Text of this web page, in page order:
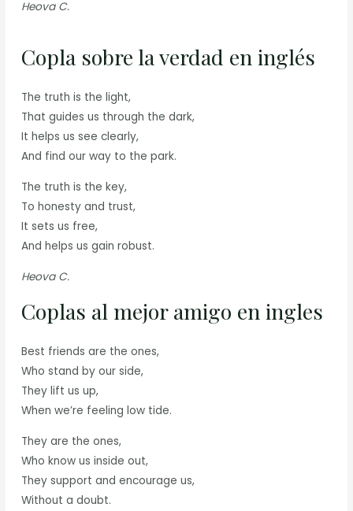
Heova C.
Copla sobre la verdad en inglés
The truth is the light,
That guides us through the dark,
It helps us see clearly,
And find our way to the park.
The truth is the key,
To honesty and trust,
It sets us free,
And helps us gain robust.
Heova C.
Coplas al mejor amigo en ingles
Best friends are the ones,
Who stand by our side,
They lift us up,
When we’re feeling low tide.
They are the ones,
Who know us inside out,
They support and encourage us,
Without a doubt.